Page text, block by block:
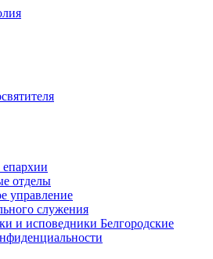
епархии
отделы
управление
служения
и исповедники Белгородские